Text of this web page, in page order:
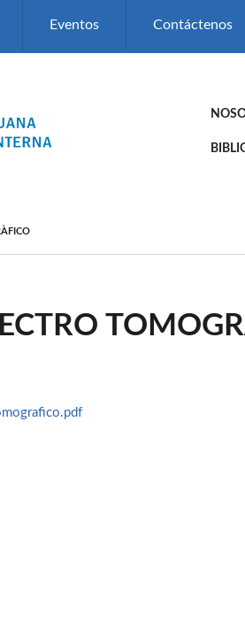
Eventos Contáctenos